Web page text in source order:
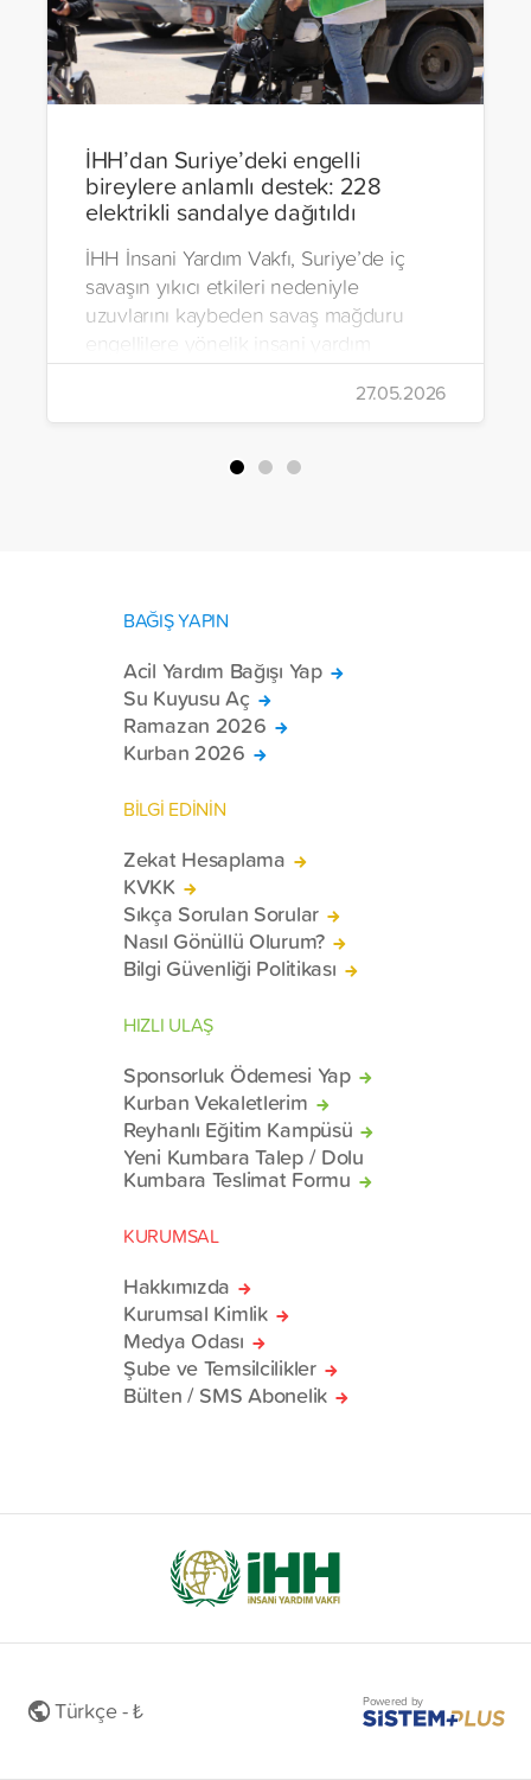
İHH’dan Suriye’deki engelli
bireylere anlamlı destek: 228
elektrikli sandalye dağıtıldı
İHH İnsani Yardım Vakfı, Suriye’de iç
savaşın yıkıcı etkileri nedeniyle
uzuvlarını kaybeden savaş mağduru
engellilere yönelik insani yardım
çalışmalarını aralıksız sürdürüyor. Vakıf,
yürütülen son projeyle Suriye’nin Şam,
Halep, Hama, Humus ve İdlib
bölgelerinde zor şartlarda yaşayan
27.05.2026
BAĞIŞ YAPIN
Acil Yardım Bağışı Yap
Su Kuyusu Aç
Ramazan 2026
Kurban 2026
BİLGİ EDİNİN
Zekat Hesaplama
KVKK
Sıkça Sorulan Sorular
Nasıl Gönüllü Olurum?
Bilgi Güvenliği Politikası
HIZLI ULAŞ
Sponsorluk Ödemesi Yap
Kurban Vekaletlerim
Reyhanlı Eğitim Kampüsü
Yeni Kumbara Talep / Dolu
Kumbara Teslimat Formu
KURUMSAL
Hakkımızda
Kurumsal Kimlik
Medya Odası
Şube ve Temsilcilikler
Bülten / SMS Abonelik
Türkçe - ₺ Powered by